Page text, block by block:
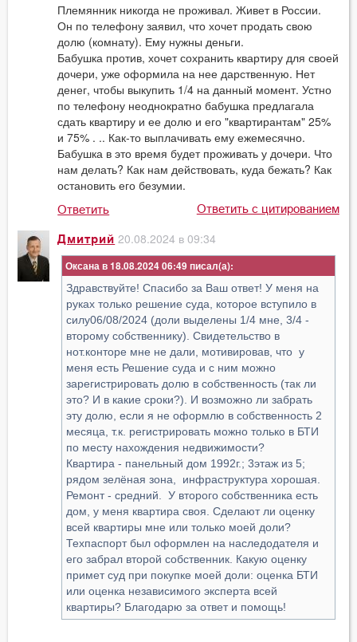
Племянник никогда не проживал. Живет в России.
Он по телефону заявил, что хочет продать свою
долю (комнату). Ему нужны деньги.
Бабушка против, хочет сохранить квартиру для своей
дочери, уже оформила на нее дарственную. Нет
денег, чтобы выкупить 1/4 на данный момент. Устно
по телефону неоднократно бабушка предлагала
сдать квартиру и ее долю и его "квартирантам" 25%
и 75% . .. Как-то выплачивать ему ежемесячно.
Бабушка в это время будет проживать у дочери. Что
нам делать? Как нам действовать, куда бежать? Как
остановить его безумии.
Ответить Ответить с цитированием
Дмитрий 20.08.2024 в 09:34
Оксана в 18.08.2024 06:49
Здравствуйте! Спасибо за Ваш ответ! У меня на
руках только решение суда, которое вступило в
силу06/08/2024 (доли выделены 1/4 мне, 3/4 -
второму собственнику). Свидетельство в
нот.конторе мне не дали, мотивировав, что у
меня есть Решение суда и с ним можно
зарегистрировать долю в собственность (так ли
это? И в какие сроки?). И возможно ли забрать
эту долю, если я не оформлю в собственность 2
месяца, т.к. регистрировать можно только в БТИ
по месту нахождения недвижимости?
Квартира - панельный дом 1992г.; 3этаж из 5;
рядом зелёная зона, инфраструктура хорошая.
Ремонт - средний. У второго собственника есть
дом, у меня квартира своя. Сделают ли оценку
всей квартиры мне или только моей доли?
Техпаспорт был оформлен на наследодателя и
его забрал второй собственник. Какую оценку
примет суд при покупке моей доли: оценка БТИ
или оценка независимого эксперта всей
квартиры? Благодарю за ответ и помощь!